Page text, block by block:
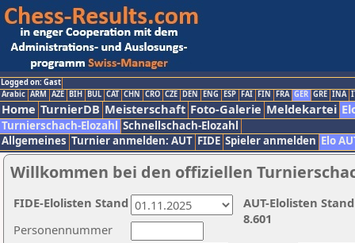
Logged on: Gast
Arabic ARM AZE BIH BUL CAT CHN CRO CZE DEN ENG ESP FAI FIN FRA GER GRE INA
Home TurnierDB Meisterschaft Foto-Galerie Meldekartei
Turnierschach-Elozahl Schnellschach-Elozahl
Allgemeines Turnier anmelden: AUT FIDE Spieler anmelden Elo
Willkommen bei den offiziellen
Personennummer
AUT-Elolisten
8.601
FIDE-Elolisten Stand